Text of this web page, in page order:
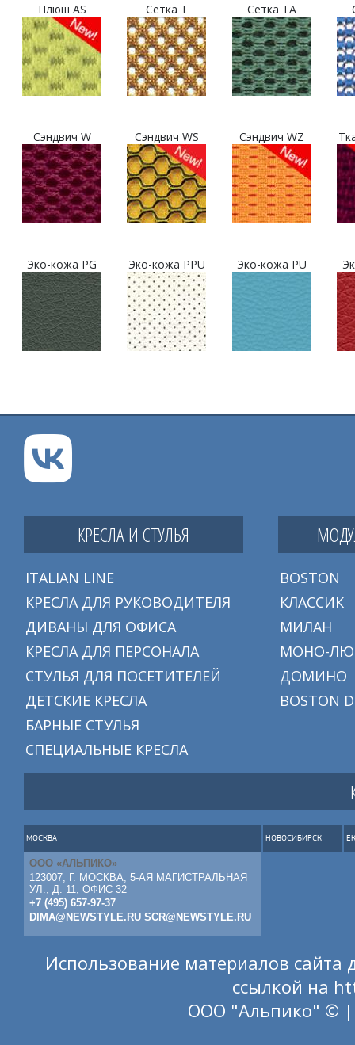
Плюш AS Сетка T Сетка TA
Сэндвич W Сэндвич WS Сэндвич WZ
Эко-кожа PG Эко-кожа PPU Эко-кожа PU
КРЕСЛА И СТУЛЬЯ
ITALIAN LINE
КРЕСЛА ДЛЯ РУКОВОДИТЕЛЯ
ДИВАНЫ ДЛЯ ОФИСА
КРЕСЛА ДЛЯ ПЕРСОНАЛА
СТУЛЬЯ ДЛЯ ПОСЕТИТЕЛЕЙ
ДЕТСКИЕ КРЕСЛА
БАРНЫЕ СТУЛЬЯ
СПЕЦИАЛЬНЫЕ КРЕСЛА
BOSTON
КЛАССИК
МИЛАН
МОНО-
ДОМИНО
BOSTON
МОСКВА
ООО «АЛЬПИКО»
123007, Г. МОСКВА, 5-АЯ МАГИСТРАЛЬНАЯ
УЛ., Д. 11, ОФИС 32
+7 (495) 657-97-37
DIMA@NEWSTYLE.RU SCR@NEWSTYLE.RU
НОВОСИБИРСК
Использование материалов сайта
ссылкой на
ООО "Альпико" © |